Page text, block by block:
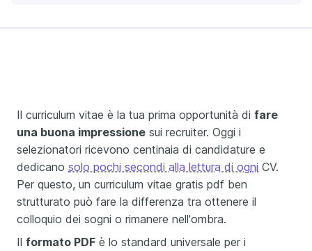
Il curriculum vitae è la tua prima opportunità di fare
una buona impressione sui recruiter. Oggi i
selezionatori ricevono centinaia di candidature e
dedicano solo pochi secondi alla lettura di ogni CV.
Per questo, un curriculum vitae gratis pdf ben
strutturato può fare la differenza tra ottenere il
colloquio dei sogni o rimanere nell'ombra.
Il formato PDF è lo standard universale per i